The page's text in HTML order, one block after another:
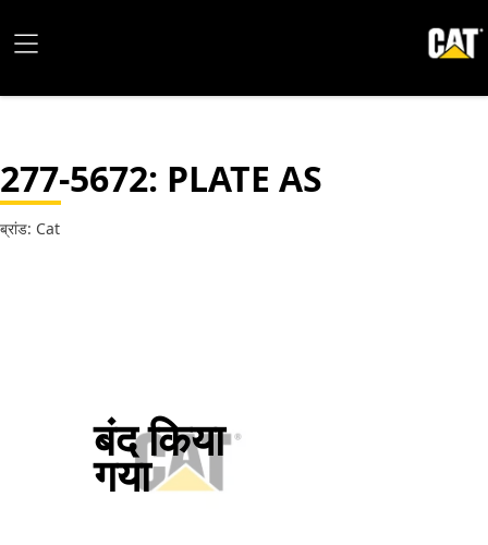
277-5672: PLATE AS
ब्रांड: Cat
बंद किया
गया